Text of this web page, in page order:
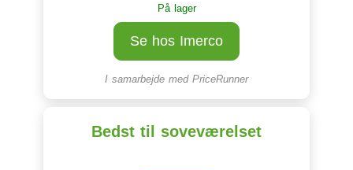
På lager
Se hos Imerco
I samarbejde med PriceRunner
Bedst til soveværelset